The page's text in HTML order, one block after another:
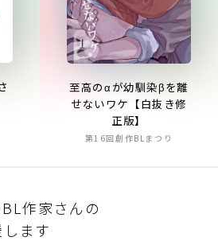
至高のαが幼馴染βを離
せないワケ【白抜き修
正版】
第16回創作BLまつり
作家さんの
ます